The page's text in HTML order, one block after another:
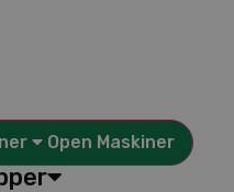
Open Maskiner